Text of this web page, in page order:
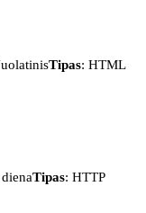
Tipas: HTML
Tipas: HTTP